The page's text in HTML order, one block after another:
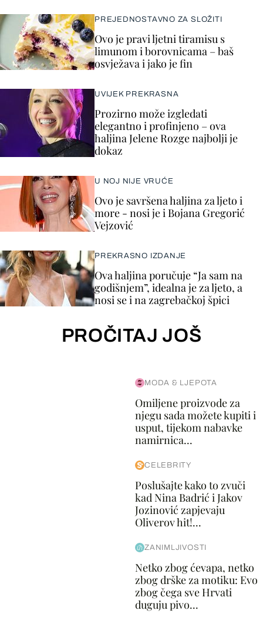
PREJEDNOSTAVNO ZA SLOŽITI
Ovo je pravi ljetni tiramisu s
limunom i borovnicama – baš
osvježava i jako je fin
UVIJEK PREKRASNA
Prozirno može izgledati
elegantno i profinjeno – ova
haljina Jelene Rozge najbolji je
dokaz
U NOJ NIJE VRUĆE
Ovo je savršena haljina za ljeto i
more - nosi je i Bojana Gregorić
Vejzović
PREKRASNO IZDANJE
Ova haljina poručuje “Ja sam na
godišnjem”, idealna je za ljeto, a
nosi se i na zagrebačkoj špici
PROČITAJ JOŠ
MODA & LJEPOTA
Omiljene proizvode za
njegu sada možete kupiti i
usput, tijekom nabavke
namirnica...
CELEBRITY
Poslušajte kako to zvuči
kad Nina Badrić i Jakov
Jozinović zapjevaju
Oliverov hit!...
ZANIMLJIVOSTI
Netko zbog ćevapa, netko
zbog drške za motiku: Evo
zbog čega sve Hrvati
duguju pivo...